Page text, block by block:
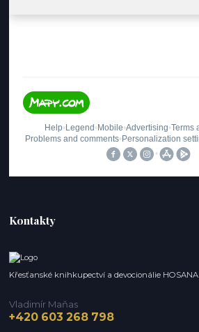
Kontakty
Křesťanské knihkupectví a devocionálie HOSANA
Vladimír Maňas
+420 603 268 798